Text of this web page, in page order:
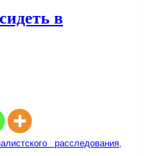
в
расследования,